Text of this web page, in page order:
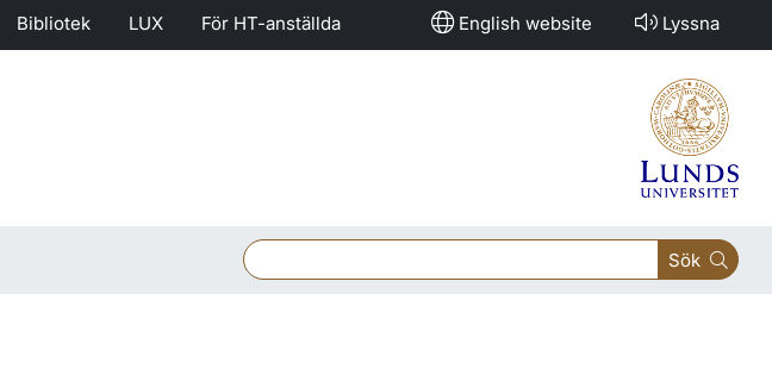
Bibliotek LUX För HT-anställda English website Lyssna
Sök